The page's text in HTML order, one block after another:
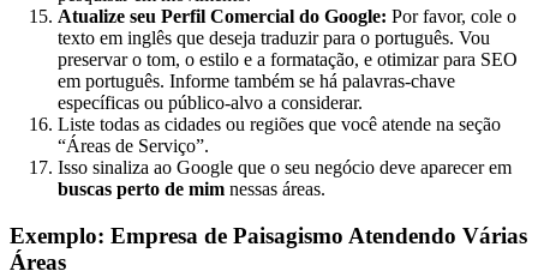
Atualize seu Perfil Comercial do Google: Por favor, cole o
texto em inglês que deseja traduzir para o português. Vou
preservar o tom, o estilo e a formatação, e otimizar para SEO
em português. Informe também se há palavras-chave
específicas ou público-alvo a considerar.
Liste todas as cidades ou regiões que você atende na seção
“Áreas de Serviço”.
Isso sinaliza ao Google que o seu negócio deve aparecer em
buscas perto de mim nessas áreas.
Exemplo: Empresa de Paisagismo Atendendo Várias
Áreas